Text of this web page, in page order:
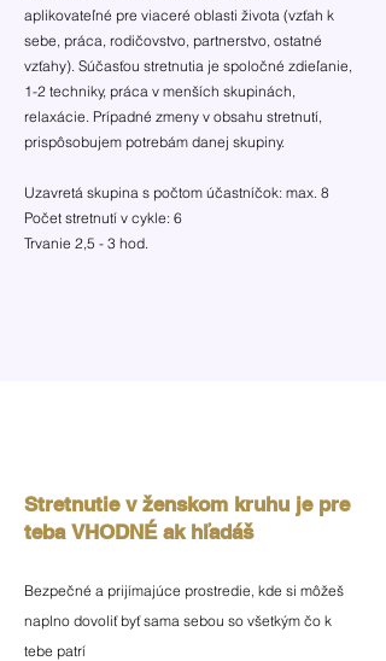
aplikovateľné pre viaceré oblasti života (vzťah k
sebe, práca, rodičovstvo, partnerstvo, ostatné
vzťahy). Súčasťou stretnutia je spoločné zdieľanie,
1-2 techniky, práca v menších skupinách,
relaxácie. Prípadné zmeny v obsahu stretnutí,
prispôsobujem potrebám danej skupiny.
Uzavretá skupina s počtom účastníčok: max. 8
Počet stretnutí v cykle: 6
Trvanie 2,5 - 3 hod.
Stretnutie v ženskom kruhu je pre
teba VHODNÉ ak hľadáš
Bezpečné a prijímajúce prostredie, kde si môžeš
naplno dovoliť byť sama sebou so všetkým čo k
tebe patrí